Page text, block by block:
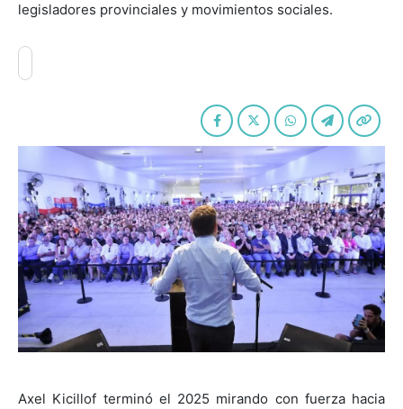
legisladores provinciales y movimientos sociales.
Axel Kicillof terminó el 2025 mirando con fuerza hacia